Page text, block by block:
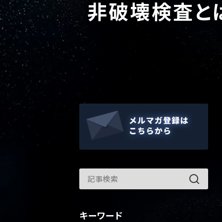
非破壊検査と
キーワード